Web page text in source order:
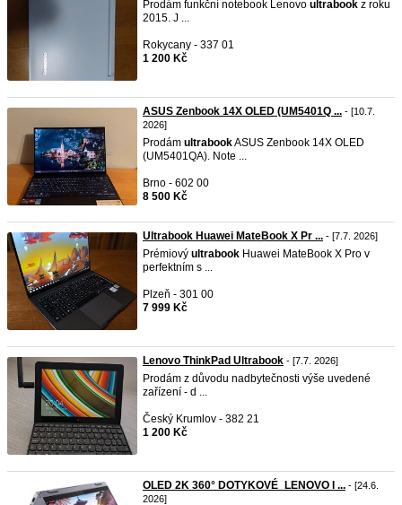
Prodám funkční notebook Lenovo ultrabook z roku
2015. J ...
Rokycany - 337 01
1 200 Kč
ASUS Zenbook 14X OLED (UM5401Q ... - [10.7.
2026]
Prodám ultrabookASUS Zenbook 14X OLED
(UM5401QA). Note ...
Brno - 602 00
8 500 Kč
Ultrabook Huawei MateBook X Pr ... - [7.7. 2026]
Prémiový ultrabook Huawei MateBook X Pro v
perfektním s ...
Plzeň - 301 00
7 999 Kč
Lenovo ThinkPad Ultrabook - [7.7. 2026]
Prodám z důvodu nadbytečnosti výše uvedené
zařízení - d ...
Český Krumlov - 382 21
1 200 Kč
OLED 2K 360° DOTYKOVÉ_LENOVO I ... - [24.6.
2026]